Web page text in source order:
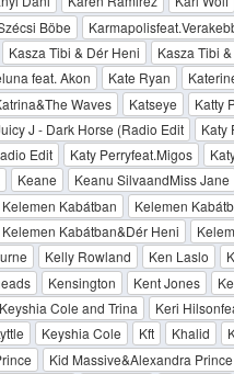
Böbe
Kasza Tibi & Dér Heni Kasza Tibi
feat. Akon Kate Ryan
Waves Katseye Katty
J - Dark Horse (Radio Edit
Katy
Edit Katy Perryfeat.Migos
Keane Keanu SilvaandMiss Jane
Kelemen Kabátban
Kelemen
Kelemen Kabátban&Dér Heni
Kelly Rowland Ken Laslo
Kensington Kent Jones
Cole and Trina
Keri
Keyshia Cole Kft Khalid
Kid Massive&Alexandra Prince